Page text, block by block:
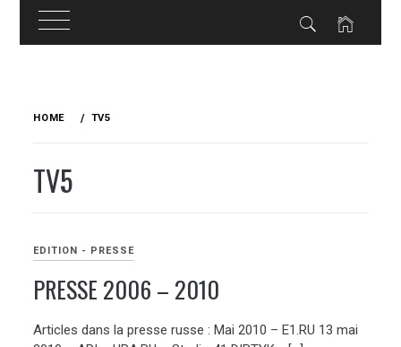
HOME TV5
TV5
EDITION - PRESSE
PRESSE 2006 – 2010
Articles dans la presse russe : Mai 2010 – E1.RU 13 mai